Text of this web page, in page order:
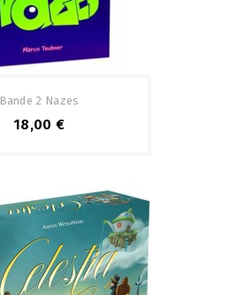
Bande 2 Nazes
18,00 €